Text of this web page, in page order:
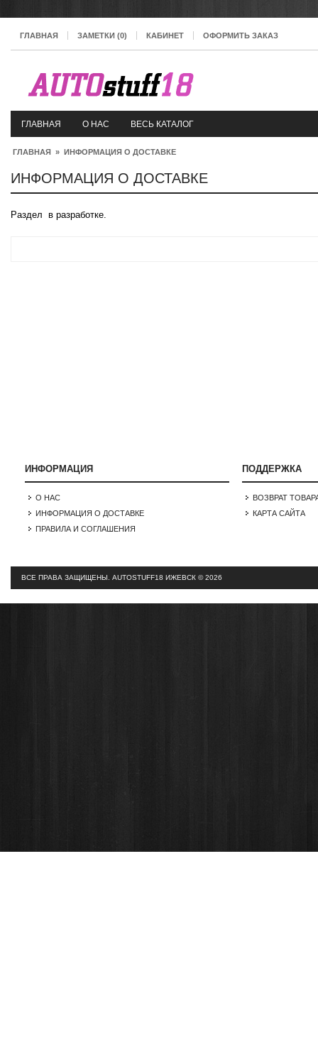
ГЛАВНАЯ ЗАМЕТКИ (0) КАБИНЕТ ОФОРМИТЬ ЗАКАЗ
ГЛАВНАЯ О НАС ВЕСЬ КАТАЛОГ
ГЛАВНАЯ » ИНФОРМАЦИЯ О ДОСТАВКЕ
ИНФОРМАЦИЯ О ДОСТАВКЕ
Раздел в разработке.
ИНФОРМАЦИЯ
О НАС
ИНФОРМАЦИЯ О ДОСТАВКЕ
ПРАВИЛА И СОГЛАШЕНИЯ
ПОДДЕРЖКА
ВОЗВРАТ
КАРТА САЙТА
ВСЕ ПРАВА ЗАЩИЩЕНЫ. AUTOSTUFF18 ИЖЕВСК © 2026